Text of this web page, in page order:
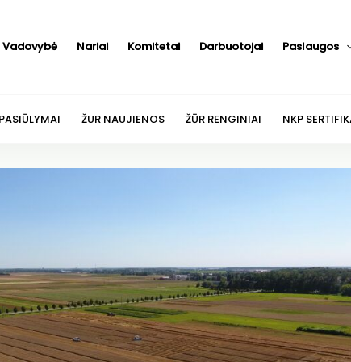
Vadovybė Nariai Komitetai Darbuotojai Paslaugos
ŽUR NAUJIENOS ŽŪR RENGINIAI NKP